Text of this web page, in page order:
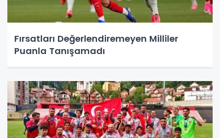
Fırsatları Değerlendiremeyen Milliler
Puanla Tanışamadı